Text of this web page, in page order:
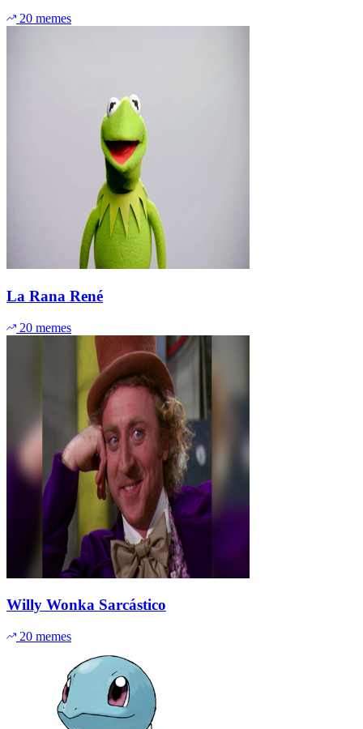
20 memes
La Rana René
20 memes
Willy Wonka Sarcástico
20 memes